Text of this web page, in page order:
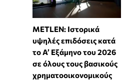
METLEN: Ιστορικά
υψηλές επιδόσεις κατά
το Α’ Εξάμηνο του 2026
σε όλους τους βασικούς
χρηματοοικονομικούς